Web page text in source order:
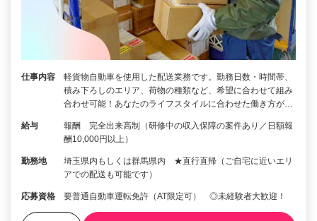
仕事内容
軽貨物自動車を使用した配送業務です。勤務日数・時間帯、
積み下ろしのエリア、荷物の種類など、希望に合わせて組み
合わせ可能！あなたのライフスタイルに合わせた働き方が…
給与
報酬 完全出来高制（研修中の収入保障の案件あり／日額報
酬10,000円以上）
勤務地
埼玉県内もしくは群馬県内 ★直行直帰（ご自宅に近いエリ
アでの配送も可能です）
応募資格 要普通自動車運転免許（AT限定可） ◎未経験者大歓迎！